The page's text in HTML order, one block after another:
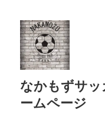
なかもずサ
ームページ